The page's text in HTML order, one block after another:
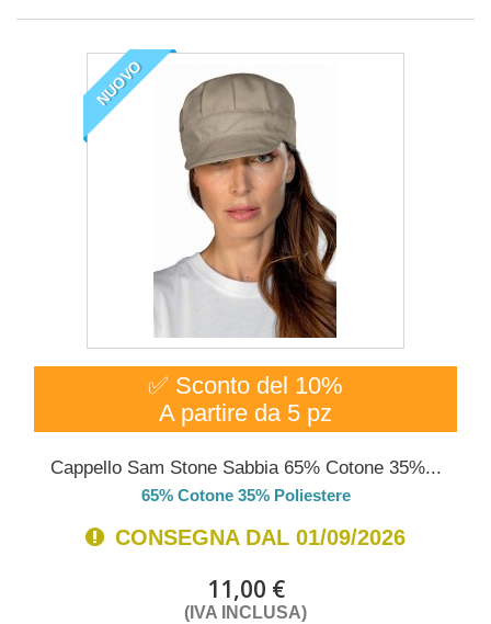
NUOVO
✅ Sconto del 10%
A partire da 5 pz
Cappello Sam Stone Sabbia 65% Cotone 35%...
65% Cotone 35% Poliestere
CONSEGNA DAL 01/09/2026
11,00 €
(IVA INCLUSA)